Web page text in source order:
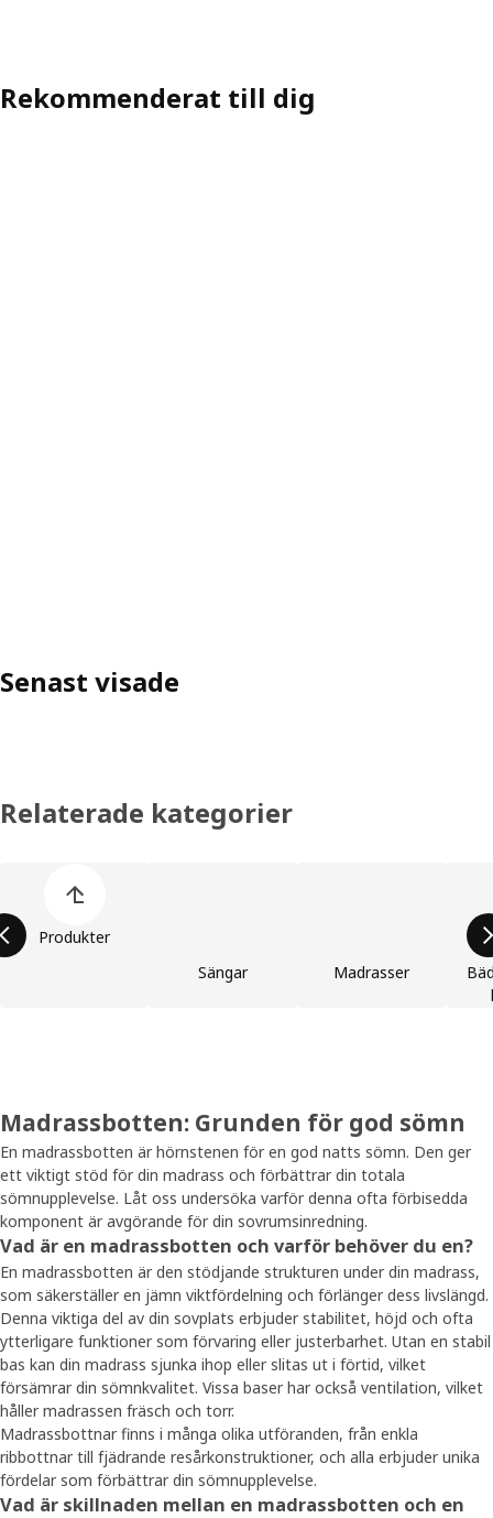
Rekommenderat till dig
Senast visade
Relaterade kategorier
Produkter
Sängar
Madrasser
Madrassbotten: Grunden för god sömn
En madrassbotten är hörnstenen för en god natts sömn. Den ger
ett viktigt stöd för din madrass och förbättrar din totala
sömnupplevelse. Låt oss undersöka varför denna ofta förbisedda
komponent är avgörande för din sovrumsinredning.
Vad är en madrassbotten och varför behöver du en?
En madrassbotten är den stödjande strukturen under din madrass,
som säkerställer en jämn viktfördelning och förlänger dess livslängd.
Denna viktiga del av din sovplats erbjuder stabilitet, höjd och ofta
ytterligare funktioner som förvaring eller justerbarhet. Utan en stabil
bas kan din madrass sjunka ihop eller slitas ut i förtid, vilket
försämrar din sömnkvalitet. Vissa baser har också ventilation, vilket
håller madrassen fräsch och torr.
Madrassbottnar finns i många olika utföranden, från enkla
ribbottnar till fjädrande resårkonstruktioner, och alla erbjuder unika
fördelar som förbättrar din sömnupplevelse.
Vad är skillnaden mellan en madrassbotten och en